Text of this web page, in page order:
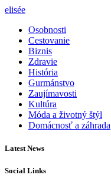
elisée
Osobnosti
Cestovanie
Biznis
Zdravie
História
Gurmánstvo
Zaujímavosti
Kultúra
Móda a životný štýl
Domácnosť a záhrada
Latest News
Social Links